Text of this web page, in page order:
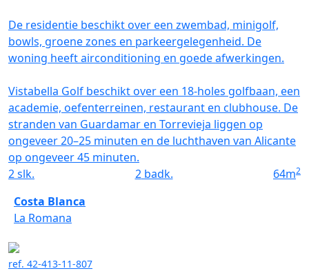
De residentie beschikt over een zwembad, minigolf,
bowls, groene zones en parkeergelegenheid. De
woning heeft airconditioning en goede afwerkingen.
Vistabella Golf beschikt over een 18-holes golfbaan, een
academie, oefenterreinen, restaurant en clubhouse. De
stranden van Guardamar en Torrevieja liggen op
ongeveer 20–25 minuten en de luchthaven van Alicante
op ongeveer 45 minuten.
2slk. 2badk. 64m2
Costa Blanca
La Romana
ref. 42-413-11-807